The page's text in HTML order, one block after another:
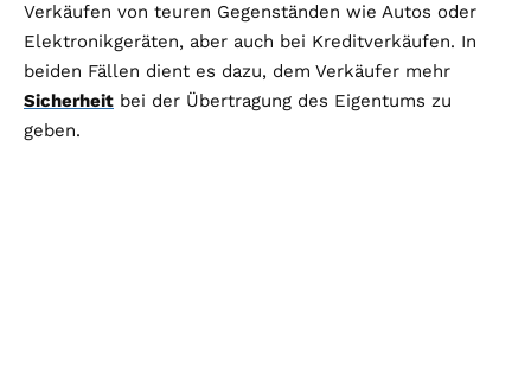
Verkäufen von teuren Gegenständen wie Autos oder
Elektronikgeräten, aber auch bei Kreditverkäufen. In
beiden Fällen dient es dazu, dem Verkäufer mehr
Sicherheit bei der Übertragung des Eigentums zu
geben.